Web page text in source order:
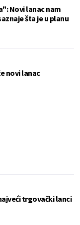
Novi lanac nam
šta je u planu
novi lanac
trgovački lanci